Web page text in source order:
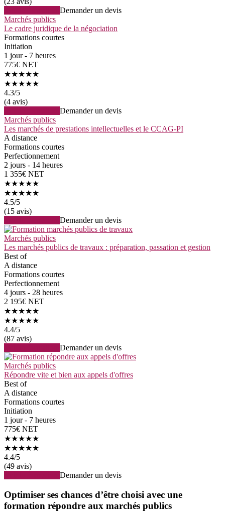
Demander un devis
Marchés publics
Le cadre juridique de la négociation
Formations courtes
Initiation
1 jour - 7 heures
775€ NET
★★★★★
★★★★★
4.3/5
(4 avis)
Demander un devis
Marchés publics
Les marchés de prestations intellectuelles et le CCAG-PI
A distance
Formations courtes
Perfectionnement
2 jours - 14 heures
1 355€ NET
★★★★★
★★★★★
4.5/5
(15 avis)
Demander un devis
Marchés publics
Les marchés publics de travaux : préparation, passation et gestion
Best of
A distance
Formations courtes
Perfectionnement
4 jours - 28 heures
2 195€ NET
★★★★★
★★★★★
4.4/5
(87 avis)
Demander un devis
Marchés publics
Répondre vite et bien aux appels d'offres
Best of
A distance
Formations courtes
Initiation
1 jour - 7 heures
775€ NET
★★★★★
★★★★★
4.4/5
(49 avis)
Demander un devis
Optimiser ses chances d’être choisi avec une
formation répondre aux marchés publics